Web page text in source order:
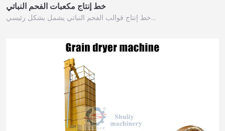
خط إنتاج مكعبات الفحم النباتي
خط إنتاج قوالب الفحم النباتي يشمل بشكل رئيسي…